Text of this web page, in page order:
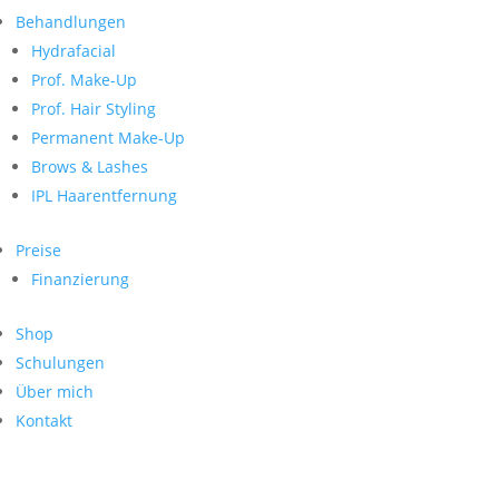
Behandlungen
Hydrafacial
Prof. Make-Up
Prof. Hair Styling
Permanent Make-Up
Brows & Lashes
IPL Haarentfernung
Preise
Finanzierung
Shop
Schulungen
Über mich
Kontakt
nach:
Neueste Kommentare
Archiv
Kategorien
Keine Kategorien
Meta
Anmelden
Feed der Einträge
WordPress.org
Search
nach:
Archive
Kontakt
Impressum
Datenschutz